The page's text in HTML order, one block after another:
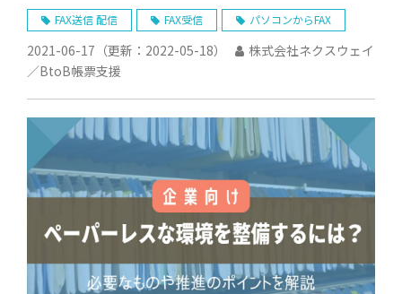
FAX送信 配信 FAX受信 パソコンからFAX
2021-06-17 （更新： 2022-05-18）
株式会社ネクスウェイ
／BtoB帳票支援